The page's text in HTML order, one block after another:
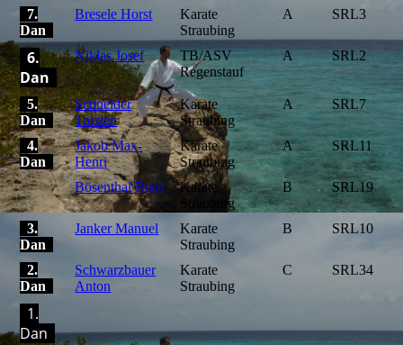
7.
Dan
Bresele Horst
Karate
Straubing
A SRL3
6.
Dan
Niklas Josef
TB/ASV
Regenstauf
A SRL2
5.
Dan
Schneider
Torsten
Karate
Straubing
A SRL7
4.
Dan
Jakob Max-
Henri
Karate
Straubing
A SRL11
Bösenthal Renè
Karate
Straubing
B SRL19
3.
Dan
Janker Manuel
Karate
Straubing
B SRL10
2.
Dan
Schwarzbauer
Anton
Karate
Straubing
C SRL34
1.
Dan